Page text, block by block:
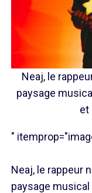
Neaj, le
paysage
et
"
Neaj, le rappeur
paysage